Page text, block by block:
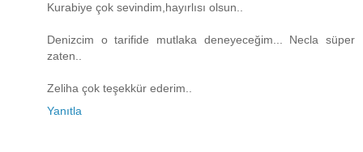
Kurabiye çok sevindim,hayırlısı olsun..
Denizcim o tarifide mutlaka deneyeceğim... Necla süper
zaten..
Zeliha çok teşekkür ederim..
Yanıtla